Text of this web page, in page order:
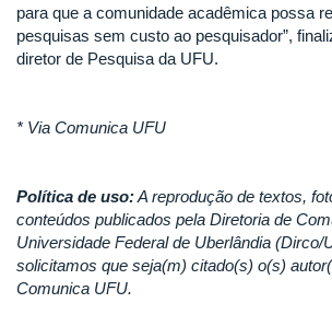
para que a comunidade acadêmica possa
pesquisas sem custo ao pesquisador”,
diretor de Pesquisa da UFU.
* Via Comunica UFU
Política de uso:A reprodução de textos,
conteúdos publicados pela Diretoria de
Universidade Federal de Uberlândia (Dirco/
solicitamos que seja(m) citado(s) o(s)
Comunica UFU.